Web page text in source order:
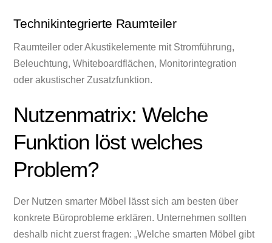
Technikintegrierte Raumteiler
Raumteiler oder Akustikelemente mit Stromführung,
Beleuchtung, Whiteboardflächen, Monitorintegration
oder akustischer Zusatzfunktion.
Nutzenmatrix: Welche
Funktion löst welches
Problem?
Der Nutzen smarter Möbel lässt sich am besten über
konkrete Büroprobleme erklären. Unternehmen sollten
deshalb nicht zuerst fragen: „Welche smarten Möbel gibt